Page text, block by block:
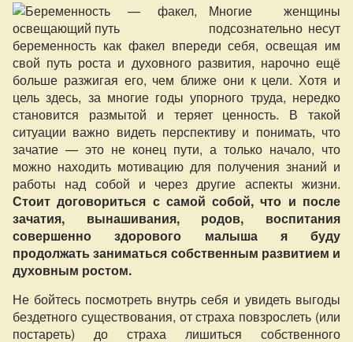
Многие женщины
подсознательно несут
беременность как факел впереди себя, освещая им
свой путь роста и духовного развития, нарочно ещё
больше разжигая его, чем ближе они к цели. Хотя и
цель здесь, за многие годы упорного труда, нередко
становится размытой и теряет ценность. В такой
ситуации важно видеть перспективу и понимать, что
зачатие — это не конец пути, а только начало, что
можно находить мотивацию для получения знаний и
работы над собой и через другие аспекты жизни.
Стоит договориться с самой собой, что и после
зачатия, вынашивания, родов, воспитания
совершенно здорового малыша я буду
продолжать заниматься собственным развитием и
духовным ростом.
Не бойтесь посмотреть внутрь себя и увидеть выгоды
бездетного существования, от страха повзрослеть (или
постареть) до страха лишиться собственного